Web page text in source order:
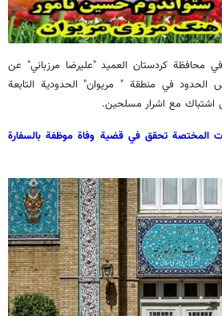
محافظة كردستان العميد "عليرضا مرزباني" عن
في منطقة " مريوان" الحدودية التابعة
اشتباك مع اشرار مسلحين.
المختصة تحقق في قضية وفاة موظفة بالسفارة